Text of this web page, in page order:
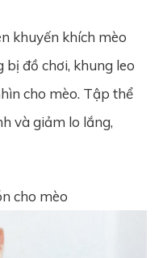
khuyến khích mèo
đồ chơi, khung leo
cho mèo. Tập thể
và giảm lo lắng,
cho mèo